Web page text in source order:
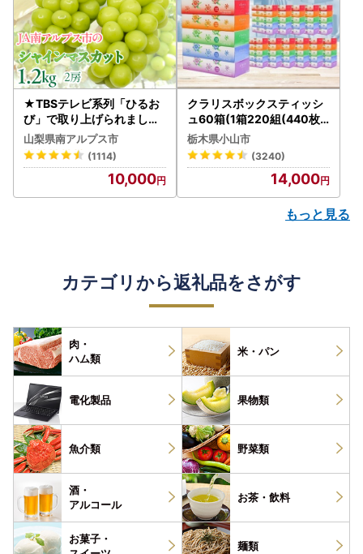
★TBSテレビ系列「ひるお
び」で取り上げられました
！★＜2026年発送先行予
約＞絶品！南アルプス市産
シャインマスカット1.2kg A
LPAA003 | 人気 山梨産 高
評価 ランキング おすすめ |
山梨県南アルプス市
(1114)
10,000
クラリスボックスティッシ
ュ60箱(1箱220組(440枚))
(5個入り×12セット)【配送
不可地域：離島・沖縄県】
【1256759】
栃木県小山市
(3240)
14,000
もっと見る
カテゴリから返礼品をさがす
肉・
ハム類
米・パン
電化製品 果物類
魚介類 野菜類
酒・
アルコール
お茶・ 飲料
お菓子・
麺類